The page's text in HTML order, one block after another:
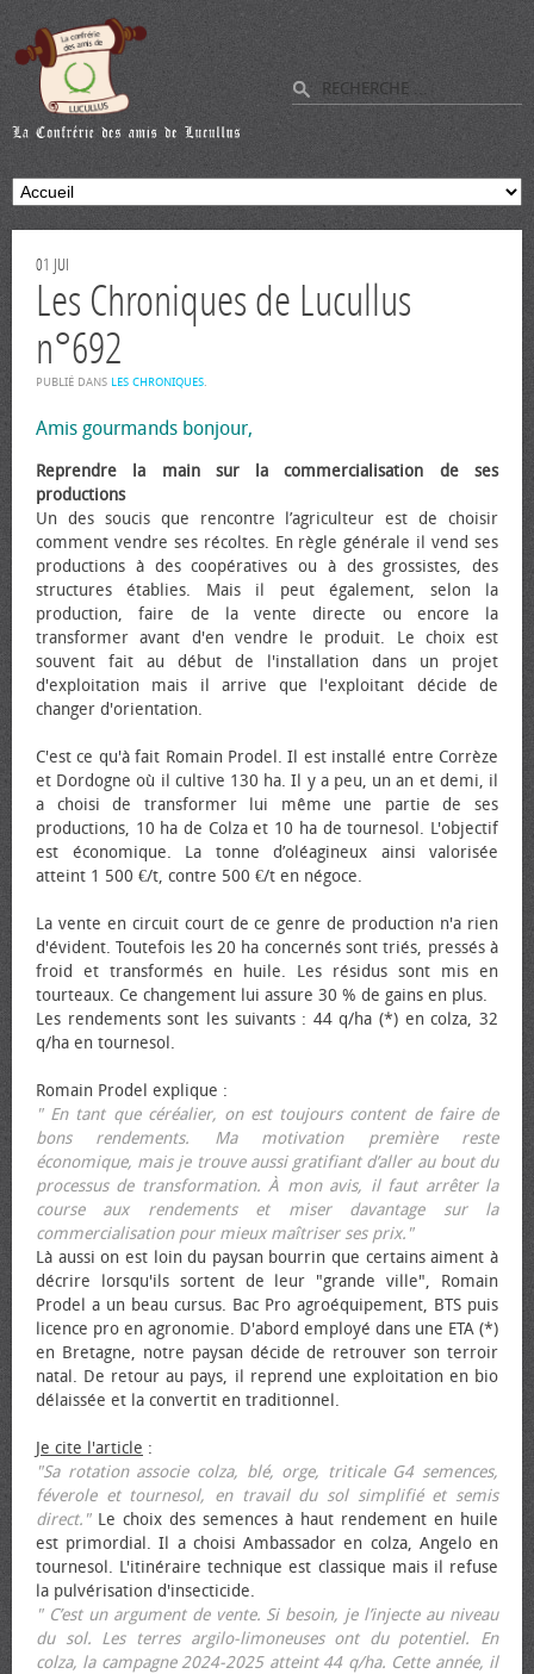
01 JUI
Les Chroniques de Lucullus
n°692
PUBLIÉ DANS LES CHRONIQUES.
Amis gourmands bonjour,
Reprendre la main sur la commercialisation de ses
productions
Un des soucis que rencontre l’agriculteur est de choisir
comment vendre ses récoltes. En règle générale il vend ses
productions à des coopératives ou à des grossistes, des
structures établies. Mais il peut également, selon la
production, faire de la vente directe ou encore la
transformer avant d'en vendre le produit. Le choix est
souvent fait au début de l'installation dans un projet
d'exploitation mais il arrive que l'exploitant décide de
changer d'orientation.
C'est ce qu'à fait Romain Prodel. Il est installé entre Corrèze
et Dordogne où il cultive 130 ha. Il y a peu, un an et demi, il
a choisi de transformer lui même une partie de ses
productions, 10 ha de Colza et 10 ha de tournesol. L'objectif
est économique. La tonne d’oléagineux ainsi valorisée
atteint 1 500 €/t, contre 500 €/t en négoce.
La vente en circuit court de ce genre de production n'a rien
d'évident. Toutefois les 20 ha concernés sont triés, pressés à
froid et transformés en huile. Les résidus sont mis en
tourteaux. Ce changement lui assure 30 % de gains en plus.
Les rendements sont les suivants : 44 q/ha (*) en colza, 32
q/ha en tournesol.
Romain Prodel explique :
" En tant que céréalier, on est toujours content de faire de
bons rendements. Ma motivation première reste
économique, mais je trouve aussi gratifiant d’aller au bout du
processus de transformation. À mon avis, il faut arrêter la
course aux rendements et miser davantage sur la
commercialisation pour mieux maîtriser ses prix."
Là aussi on est loin du paysan bourrin que certains aiment à
décrire lorsqu'ils sortent de leur "grande ville", Romain
Prodel a un beau cursus. Bac Pro agroéquipement, BTS puis
licence pro en agronomie. D'abord employé dans une ETA (*)
en Bretagne, notre paysan décide de retrouver son terroir
natal. De retour au pays, il reprend une exploitation en bio
délaissée et la convertit en traditionnel.
Je cite l'article :
"Sa rotation associe colza, blé, orge, triticale G4 semences,
féverole et tournesol, en travail du sol simplifié et semis
direct."Le choix des semences à haut rendement en huile
est primordial. Il a choisi Ambassador en colza, Angelo en
tournesol. L'itinéraire technique est classique mais il refuse
la pulvérisation d'insecticide.
" C’est un argument de vente. Si besoin, je l’injecte au niveau
du sol. Les terres argilo-limoneuses ont du potentiel. En
colza, la campagne 2024-2025 atteint 44 q/ha. Cette année, il